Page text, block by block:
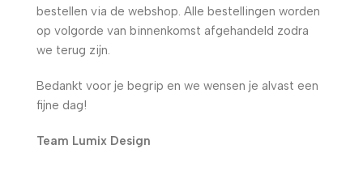
bestellen via de webshop. Alle bestellingen worden
op volgorde van binnenkomst afgehandeld zodra
we terug zijn.
Bedankt voor je begrip en we wensen je alvast een
fijne dag!
Team Lumix Design